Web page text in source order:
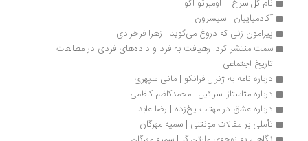
نام گل سرخ |  اومبرتو اکو
آکادمیاییان | سیسرون
پیرامون زنى که دروغ مى‌گوید | زهرا فرخزادی
سمت منتشر کرد: رهیافت به فرد و داده‌های فردی در مطالعات
تاریخ اجتماعی
درباره نامه به ژنرال فرانکو | مانی سپهری
درباره متاستاز اسرائیل | محمدکاظم کاظمی
درباره عشق در مهتاب یخ‌زده | رضا عابد
تأملی بر مقالات مونتنی | سمیه مهرگان